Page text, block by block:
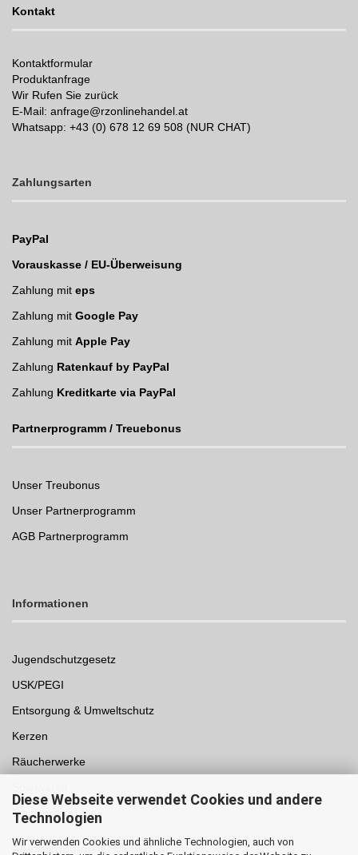
Diese Webseite verwendet Cookies und andere
Technologien
Wir verwenden Cookies und ähnliche Technologien, auch von
Kontakt
Kontaktformular
Produktanfrage
Wir Rufen Sie zurück
E-Mail: anfrage@rzonlinehandel.at
Whatsapp: +43 (0) 678 12 69 508 (NUR CHAT)
Zahlungsarten
PayPal
Vorauskasse / EU-Überweisung
Zahlung mit eps
Zahlung mit Google Pay
Zahlung mit Apple Pay
Zahlung Ratenkauf by PayPal
Zahlung Kreditkarte via PayPal
Partnerprogramm / Treuebonus
Unser Treubonus
Unser Partnerprogramm
AGB Partnerprogramm
Informationen
Jugendschutzgesetz
USK/PEGI
Entsorgung & Umweltschutz
Kerzen
Räucherwerke
Einwegpfand
Auszeichnungen /Sicherheit